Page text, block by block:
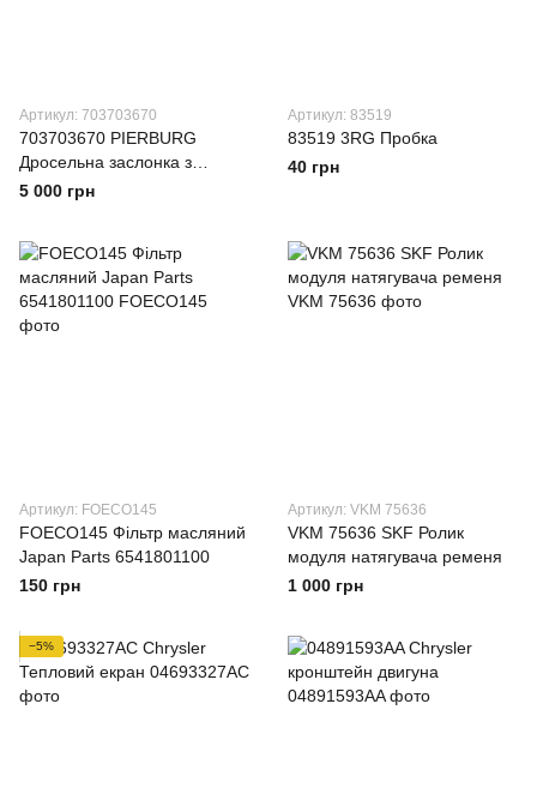
Артикул: 703703670
703703670 PIERBURG
Дросельна заслонка з
електроприводом
5 000 грн
Артикул: 83519
83519 3RG Пробка
40 грн
Артикул: FOECO145
FOECO145 Фільтр масляний
Japan Parts 6541801100
150 грн
Артикул: VKM 75636
VKM 75636 SKF Ролик
модуля натягувача ременя
1 000 грн
−5%